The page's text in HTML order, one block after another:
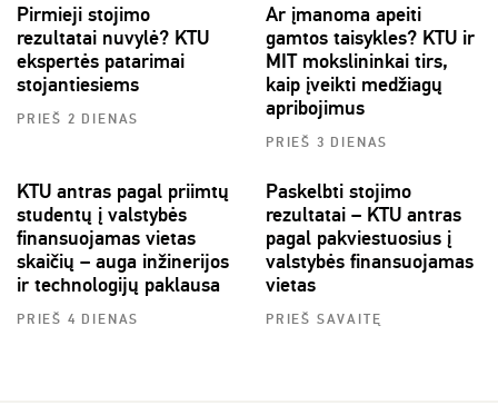
Pirmieji stojimo
rezultatai nuvylė? KTU
ekspertės patarimai
stojantiesiems
PRIEŠ 2 DIENAS
Ar įmanoma apeiti
gamtos taisykles? KTU ir
MIT mokslininkai tirs,
kaip įveikti medžiagų
apribojimus
PRIEŠ 3 DIENAS
KTU antras pagal priimtų
studentų į valstybės
finansuojamas vietas
skaičių – auga inžinerijos
ir technologijų paklausa
PRIEŠ 4 DIENAS
Paskelbti stojimo
rezultatai – KTU antras
pagal pakviestuosius į
valstybės finansuojamas
vietas
PRIEŠ SAVAITĘ